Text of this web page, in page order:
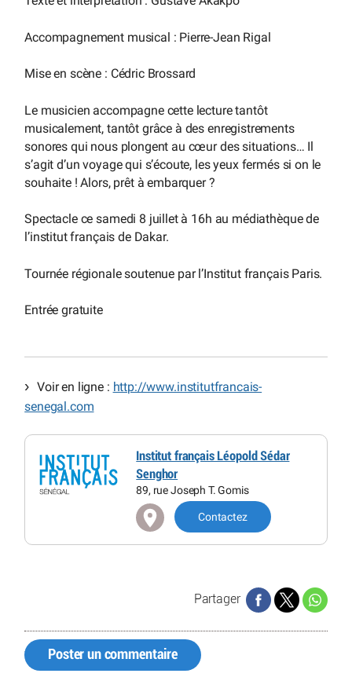
Accompagnement musical : Pierre-Jean Rigal
Mise en scène : Cédric Brossard
Le musicien accompagne cette lecture tantôt
musicalement, tantôt grâce à des enregistrements
sonores qui nous plongent au cœur des situations… Il
s’agit d’un voyage qui s’écoute, les yeux fermés si on le
souhaite ! Alors, prêt à embarquer ?
Spectacle ce samedi 8 juillet à 16h au médiathèque de
l’institut français de Dakar.
Tournée régionale soutenue par l’Institut français Paris.
Entrée gratuite
Voir en ligne : http://www.institutfrancais-
senegal.com
Institut français Léopold Sédar
Senghor
89, rue Joseph T. Gomis
Contactez
Partager
Poster un commentaire